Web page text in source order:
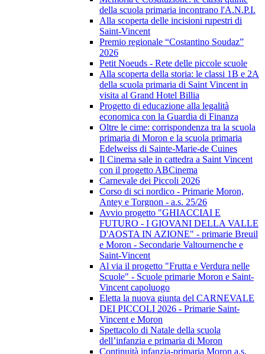
della scuola primaria incontrano l'A.N.P.I.
Alla scoperta delle incisioni rupestri di
Saint-Vincent
Premio regionale “Costantino Soudaz”
2026
Petit Noeuds - Rete delle piccole scuole
Alla scoperta della storia: le classi 1B e 2A
della scuola primaria di Saint Vincent in
visita al Grand Hotel Billia
Progetto di educazione alla legalità
economica con la Guardia di Finanza
Oltre le cime: corrispondenza tra la scuola
primaria di Moron e la scuola primaria
Edelweiss di Sainte-Marie-de Cuines
Il Cinema sale in cattedra a Saint Vincent
con il progetto ABCinema
Carnevale dei Piccoli 2026
Corso di sci nordico - Primarie Moron,
Antey e Torgnon - a.s. 25/26
Avvio progetto "GHIACCIAI E
FUTURO - I GIOVANI DELLA VALLE
D'AOSTA IN AZIONE" - primarie Breuil
e Moron - Secondarie Valtournenche e
Saint-Vincent
Al via il progetto "Frutta e Verdura nelle
Scuole" - Scuole primarie Moron e Saint-
Vincent capoluogo
Eletta la nuova giunta del CARNEVALE
DEI PICCOLI 2026 - Primarie Saint-
Vincent e Moron
Spettacolo di Natale della scuola
dell’infanzia e primaria di Moron
Continuità infanzia-primaria Moron a.s.